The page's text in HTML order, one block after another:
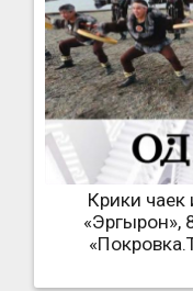
Крики чаек
«Эргырон»,